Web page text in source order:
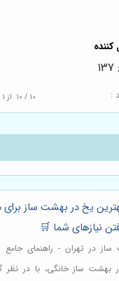
:
10 / 10 از 1
یخ در بهشت ساز برای
نیازهای شما 🛒
در تهران - راهنمای جامع
بهشت ساز خانگی، با در نظر